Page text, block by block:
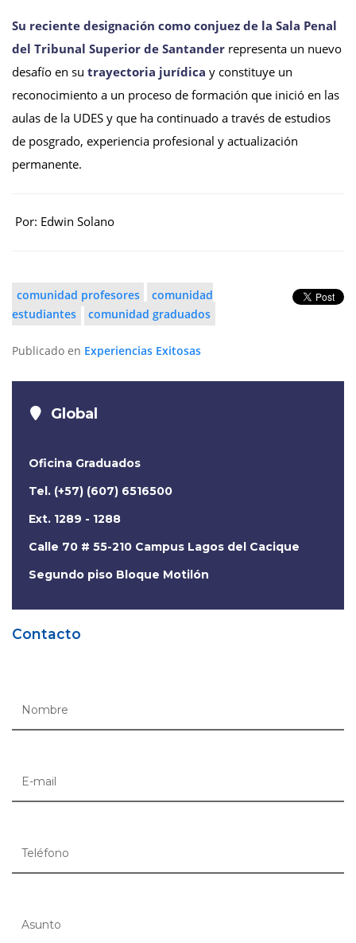
Su reciente designación como conjuez de la Sala Penal
del Tribunal Superior de Santander representa un nuevo
desafío en su trayectoria jurídica y constituye un
reconocimiento a un proceso de formación que inició en las
aulas de la UDES y que ha continuado a través de estudios
de posgrado, experiencia profesional y actualización
permanente.
Por: Edwin Solano
comunidad profesores
comunidad
estudiantes
comunidad graduados
Publicado en Experiencias Exitosas
Global
Oficina Graduados
Tel. (+57) (607) 6516500
Ext. 1289 - 1288
Calle 70 # 55-210 Campus Lagos del Cacique
Segundo piso Bloque Motilón
Contacto